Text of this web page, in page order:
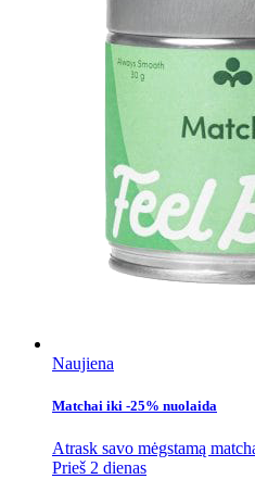
Naujiena
Matchai iki -25% nuolaida
Atrask savo mėgstamą
Prieš 2 dienas